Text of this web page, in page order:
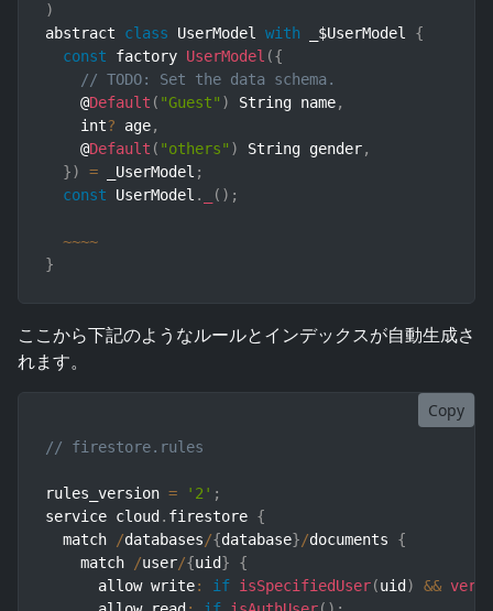
)
abstract class UserModel with _$UserModel {
const factory UserModel ({
// TODO: Set the data schema.
    @
Default ( "Guest" ) String name,
    int
? age,
    @
Default ( "others" ) String gender,
}) = _UserModel ;
const UserModel . ( ) ;
~~~~
}
ここから下記のようなルールとインデックスが自動生成さ
れます。
Copy
// firestore.rules
rules_version = '2' ;
service cloud . firestore {
  match
/databases/{database}/documents {
    match
/user/{uid}
{
      allow write
: if isSpecifiedUser(uid ) &&